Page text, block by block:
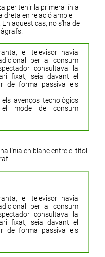
per tenir la primera línia
dreta en relació amb el
aquest cas, no s’ha de
el televisor havia
per al consum
consultava la
fixat, seia davant el
de forma passiva els
avenços tecnològics
el mode de consum
línia en blanc entre el títol
el televisor havia
per al consum
consultava la
fixat, seia davant el
de forma passiva els